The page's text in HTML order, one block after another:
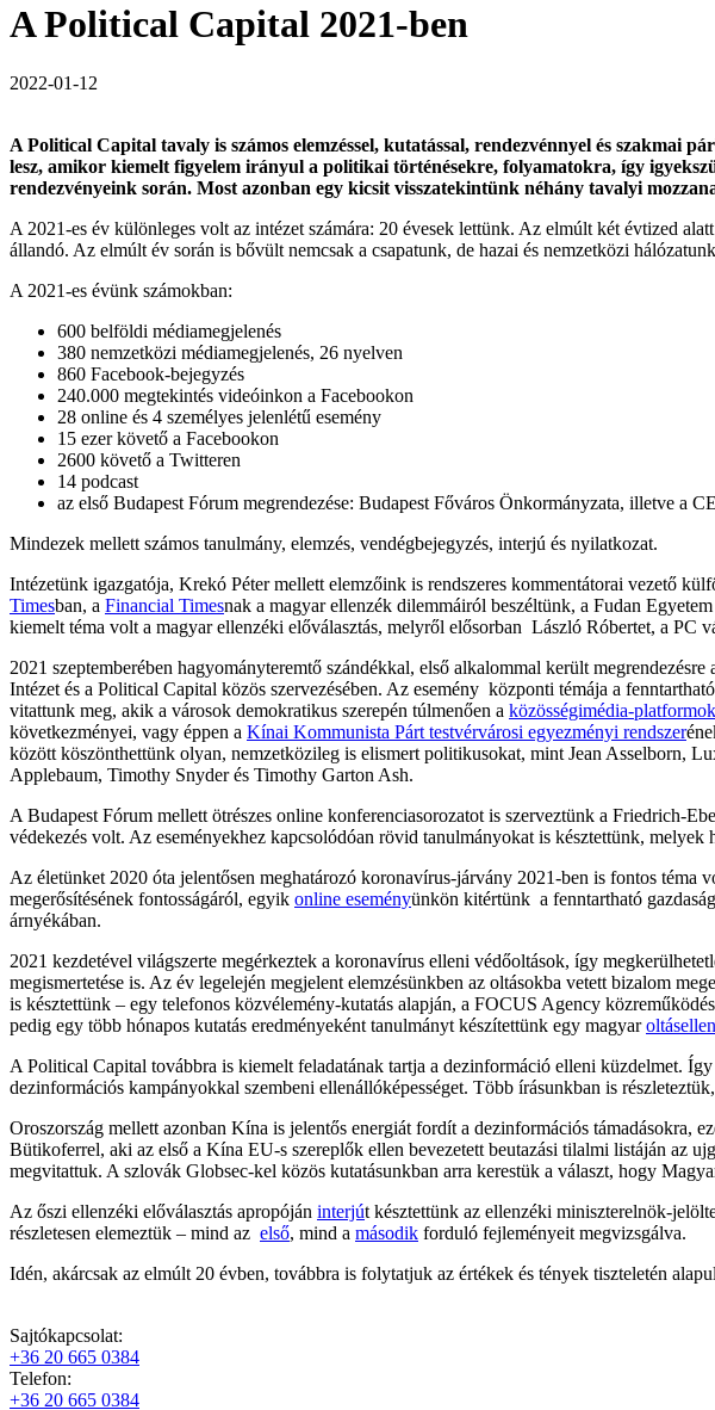
A Political Capital 2021-ben
2022-01-12
A Political Capital tavaly is számos elemzéssel, kutatással, rendezvénnyel és szakmai
lesz, amikor kiemelt figyelem irányul a politikai történésekre, folyamatokra, így
rendezvényeink során. Most azonban egy kicsit visszatekintünk néhány tavalyi
A 2021-es év különleges volt az intézet számára: 20 évesek lettünk. Az elmúlt két évtized
állandó. Az elmúlt év során is bővült nemcsak a csapatunk, de hazai és nemzetközi
A 2021-es évünk számokban:
600 belföldi médiamegjelenés
380 nemzetközi médiamegjelenés, 26 nyelven
860 Facebook-bejegyzés
240.000 megtekintés videóinkon a Facebookon
28 online és 4 személyes jelenlétű esemény
15 ezer követő a Facebookon
2600 követő a Twitteren
14 podcast
az első Budapest Fórum megrendezése: Budapest Főváros Önkormányzata, illetve a
Mindezek mellett számos tanulmány, elemzés, vendégbejegyzés, interjú és nyilatkozat.
Intézetünk igazgatója, Krekó Péter mellett elemzőink is rendszeres kommentátorai vezető
Timesban, a Financial Timesnak a magyar ellenzék dilemmáiról beszéltünk, a Fudan
kiemelt téma volt a magyar ellenzéki előválasztás, melyről elősorban László Róbertet, a PC
2021 szeptemberében hagyományteremtő szándékkal, első alkalommal került
Intézet és a Political Capital közös szervezésében. Az esemény központi témája a
vitattunk meg, akik a városok demokratikus szerepén túlmenően a közösségimédia-
következményei, vagy éppen a Kínai Kommunista Párt testvérvárosi egyezményi rendszer
között köszönthettünk olyan, nemzetközileg is elismert politikusokat, mint Jean Asselborn,
Applebaum, Timothy Snyder és Timothy Garton Ash.
A Budapest Fórum mellett ötrészes online konferenciasorozatot is szerveztünk a Friedrich-
védekezés volt. Az eseményekhez kapcsolódóan rövid tanulmányokat is késztettünk, melyek
Az életünket 2020 óta jelentősen meghatározó koronavírus-járvány 2021-ben is fontos
megerősítésének fontosságáról, egyik online eseményünkön kitértünk a fenntartható
árnyékában.
2021 kezdetével világszerte megérkeztek a koronavírus elleni védőoltások, így
megismertetése is. Az év legelején megjelent elemzésünkben az oltásokba vetett bizalom
is késztettünk – egy telefonos közvélemény-kutatás alapján, a FOCUS Agency
pedig egy több hónapos kutatás eredményeként tanulmányt készítettünk egy magyar
A Political Capital továbbra is kiemelt feladatának tartja a dezinformáció elleni küzdelmet. Így
dezinformációs kampányokkal szembeni ellenállóképességet. Több írásunkban is
Oroszország mellett azonban Kína is jelentős energiát fordít a dezinformációs támadásokra,
Bütikoferrel, aki az első a Kína EU-s szereplők ellen bevezetett beutazási tilalmi listáján az
megvitattuk. A szlovák Globsec-kel közös kutatásunkban arra kerestük a választ, hogy
Az őszi ellenzéki előválasztás apropóján interjút késztettünk az ellenzéki miniszterelnök-
részletesen elemeztük – mind az első, mind a második forduló fejleményeit megvizsgálva.
Idén, akárcsak az elmúlt 20 évben, továbbra is folytatjuk az értékek és tények tiszteletén
Sajtókapcsolat:
+36 20 665 0384
Telefon:
+36 20 665 0384